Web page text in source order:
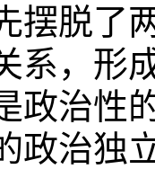
摆脱了
系，形
政治性
政治独